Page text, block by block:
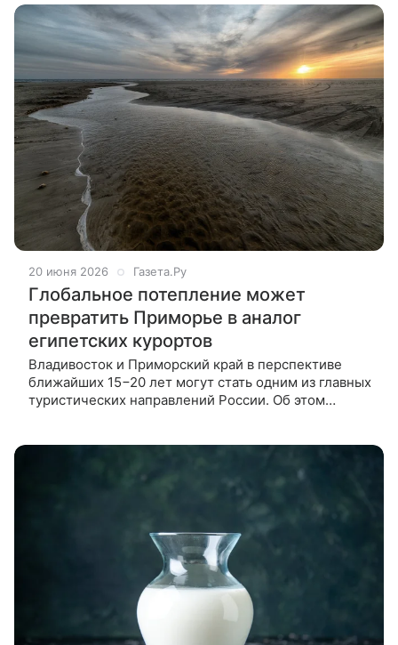
20 июня 2026 Газета.Ру
Глобальное потепление может
превратить Приморье в аналог
египетских курортов
Владивосток и Приморский край в перспективе
ближайших 15−20 лет могут стать одним из главных
туристических направлений России. Об этом